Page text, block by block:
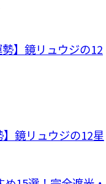
】鏡リュウジの12星